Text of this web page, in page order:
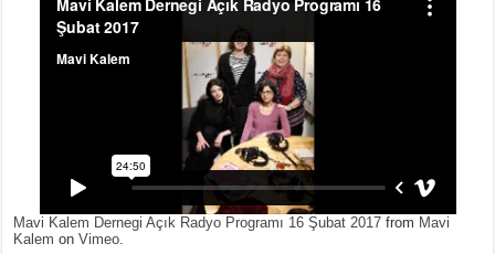
Mavi Kalem Dernegi Açık Radyo Programı 16 Şubat 2017 from Mavi
Kalem onVimeo